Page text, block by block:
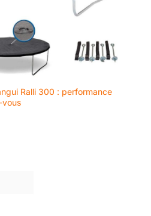
Ralli 300 : performance
vous